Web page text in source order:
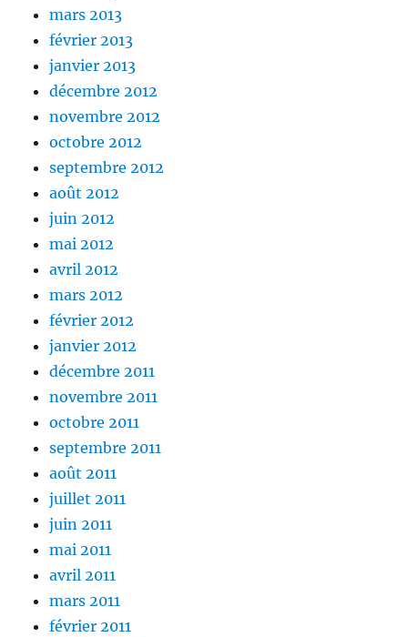
mars 2013
février 2013
janvier 2013
décembre 2012
novembre 2012
octobre 2012
septembre 2012
août 2012
juin 2012
mai 2012
avril 2012
mars 2012
février 2012
janvier 2012
décembre 2011
novembre 2011
octobre 2011
septembre 2011
août 2011
juillet 2011
juin 2011
mai 2011
avril 2011
mars 2011
février 2011